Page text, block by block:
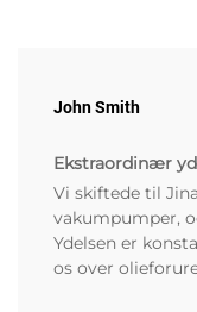
John Smith
Ekstraordinær
Vi skiftede til
vakumpumper,
Ydelsen er
os over